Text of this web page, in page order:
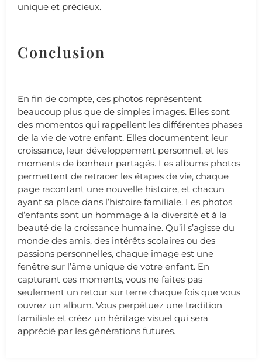
unique et précieux.
Conclusion
En fin de compte, ces photos représentent
beaucoup plus que de simples images. Elles sont
des momentos qui rappellent les différentes phases
de la vie de votre enfant. Elles documentent leur
croissance, leur développement personnel, et les
moments de bonheur partagés. Les albums photos
permettent de retracer les étapes de vie, chaque
page racontant une nouvelle histoire, et chacun
ayant sa place dans l’histoire familiale. Les photos
d’enfants sont un hommage à la diversité et à la
beauté de la croissance humaine. Qu’il s’agisse du
monde des amis, des intérêts scolaires ou des
passions personnelles, chaque image est une
fenêtre sur l’âme unique de votre enfant. En
capturant ces moments, vous ne faites pas
seulement un retour sur terre chaque fois que vous
ouvrez un album. Vous perpétuez une tradition
familiale et créez un héritage visuel qui sera
apprécié par les générations futures.